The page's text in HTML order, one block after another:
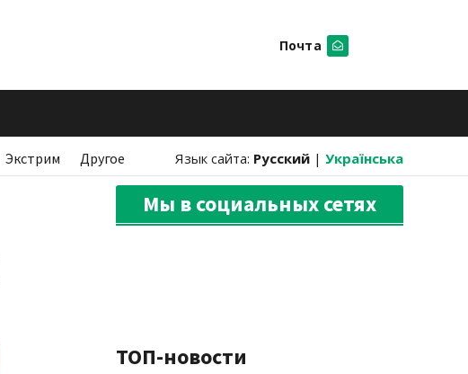
Почта
Экстрим Другое Язык сайта: Русский | Українська
Мы в социальных сетях
ТОП-новости